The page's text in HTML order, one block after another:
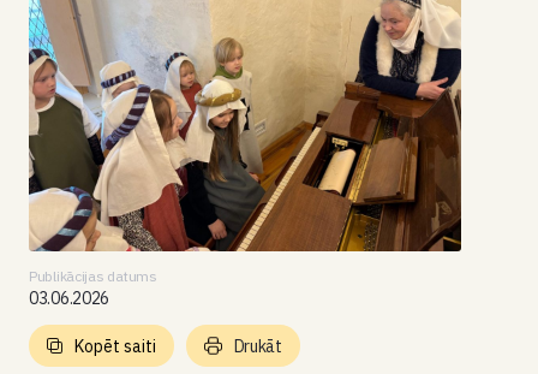
Publikācijas datums
03.06.2026
Kopēt saiti Drukāt